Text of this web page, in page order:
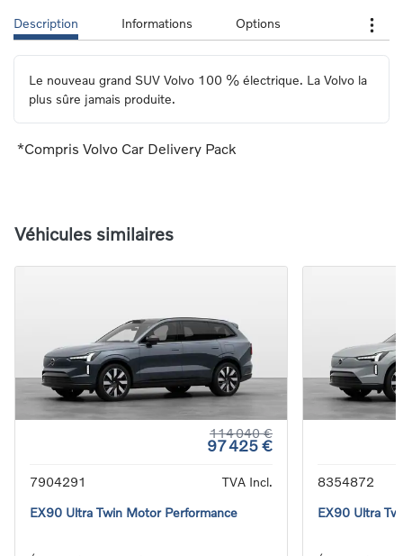
Description Informations Options
Le nouveau grand SUV Volvo 100 % électrique. La Volvo la
plus sûre jamais produite.
*Compris Volvo Car Delivery Pack
Véhicules similaires
114 040 €
97 425 €
7904291
TVA Incl.
EX90 Ultra Twin Motor Performance
8354872
EX90 Ultra